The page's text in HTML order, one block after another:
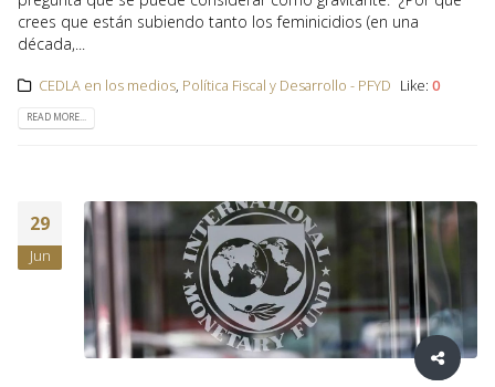
crees que están subiendo tanto los feminicidios (en una
década,...
CEDLA en los medios, Política Fiscal y Desarrollo - PFYD Like: 0
READ MORE...
29
Jun